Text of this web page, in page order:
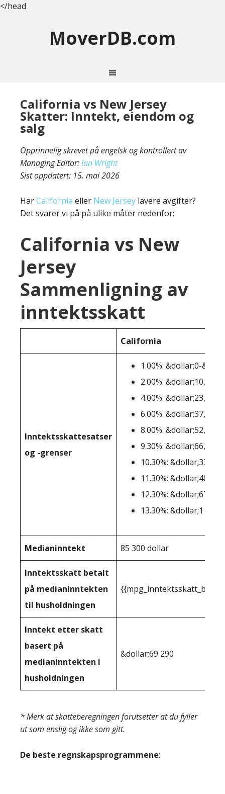
</head
MoverDB.com
California vs New Jersey
Skatter: Inntekt, eiendom og
salg
Opprinnelig skrevet på engelsk og kontrollert av
Managing Editor:Ian Wright
Sist oppdatert: 15. mai 2026
HarCalifornia eller New Jersey lavere avgifter?
Det svarer vi på på ulike måter nedenfor:
California vs New
Jersey
Sammenligning av
inntektsskatt
California
Inntektsskattesatser
og -grenser
1.00%: &dollar;0-
2.00%:
4.00%:
6.00%:
8.00%:
9.30%:
10.30%:
11.30%:
12.30%:
13.30%: &dollar;1 000
Medianinntekt 85 300 dollar
Inntektsskatt betalt
på medianinntekten
til husholdningen
Inntekt etter skatt
basert på
medianinntekten i
husholdningen
&dollar;69 290
* Merk at skatteberegningen forutsetter at du fyller
ut som enslig og ikke som gitt.
De beste regnskapsprogrammene: